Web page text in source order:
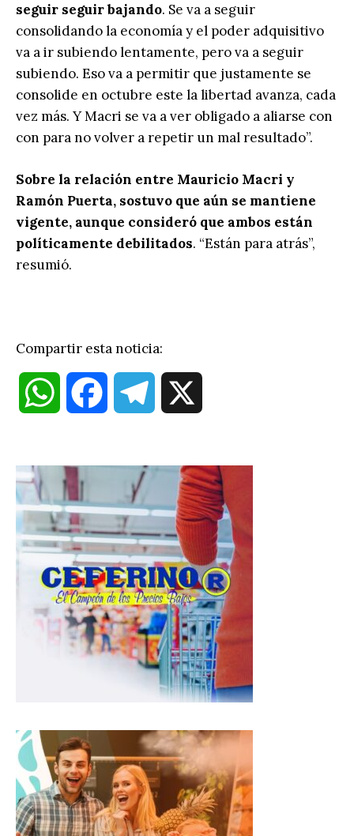
seguir seguir bajando. Se va a seguir
consolidando la economía y el poder adquisitivo
va a ir subiendo lentamente, pero va a seguir
subiendo. Eso va a permitir que justamente se
consolide en octubre este la libertad avanza, cada
vez más. Y Macri se va a ver obligado a aliarse con
con para no volver a repetir un mal resultado”.
Sobre la relación entre Mauricio Macri y
Ramón Puerta, sostuvo que aún se mantiene
vigente, aunque consideró que ambos están
políticamente debilitados. “Están para atrás”,
resumió.
Compartir esta noticia:
W
a
t
s
A
p
e
b
o
o
l
e
g
r
a
m